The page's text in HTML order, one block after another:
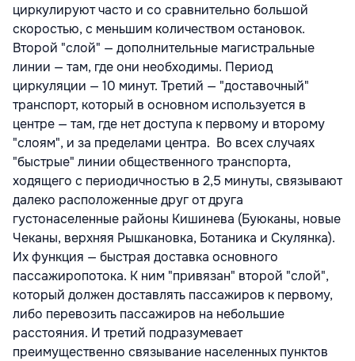
циркулируют часто и со сравнительно большой
скоростью, с меньшим количеством остановок.
Второй "слой" — дополнительные магистральные
линии — там, где они необходимы. Период
циркуляции — 10 минут. Третий — "доставочный"
транспорт, который в основном используется в
центре — там, где нет доступа к первому и второму
"слоям", и за пределами центра. Во всех случаях
"быстрые" линии общественного транспорта,
ходящего с периодичностью в 2,5 минуты, связывают
далеко расположенные друг от друга
густонаселенные районы Кишинева (Буюканы, новые
Чеканы, верхняя Рышкановка, Ботаника и Скулянка).
Их функция — быстрая доставка основного
пассажиропотока. К ним "привязан" второй "слой",
который должен доставлять пассажиров к первому,
либо перевозить пассажиров на небольшие
расстояния. И третий подразумевает
преимущественно связывание населенных пунктов